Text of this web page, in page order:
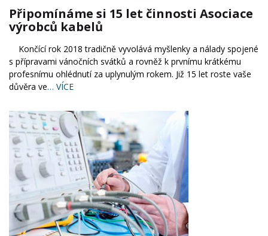
Připomínáme si 15 let činnosti Asociace
výrobců kabelů
Končící rok 2018 tradičně vyvolává myšlenky a nálady spojené
s přípravami vánočních svátků a rovněž k prvnímu krátkému
profesnímu ohlédnutí za uplynulým rokem. Již 15 let roste vaše
důvěra ve… VÍCE